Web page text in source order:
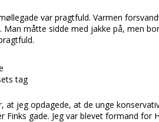
var pragtfuld. Varmen
Man måtte sidde med jakke på, men
tag
at jeg opdagede, at de unge
Finks gade. Jeg var blevet formand for